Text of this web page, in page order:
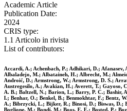
Academic Article
Publication Date:
2024
CRIS type:
1.1 Articolo in rivista
List of contributors:
Accardi, A.; Achenbach, P.; Adhikari, D.; Afanasev,
Albaladejo, M.; Albataineh, H.; Albrecht, M.;
Androić, D.; Armstrong, W.; Armstrong, D. S.;
Austregesilo, A.; Avakian, H.; Averett, T.; Gayoso,
A. B.; Baltzell, N.; Barion, L.; Barry, P. C.; Bashir,
I.; Benhar, O.; Benkel, B.; Benmokhtar, F.; Bentz,
A.; Bibrzycki, L.; Bijker, R.; Binosi, D.; Biswas, D.;
Boglione, M.; Bondí, M.; Boos, E. E.; Bosted, P.;